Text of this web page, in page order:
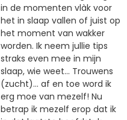
in de momenten vlàk voor
het in slaap vallen of juist op
het moment van wakker
worden. Ik neem jullie tips
straks even mee in mijn
slaap, wie weet... Trouwens
(zucht)... af en toe word ik
erg moe van mezelf! Nu
betrap ik mezelf erop dat ik